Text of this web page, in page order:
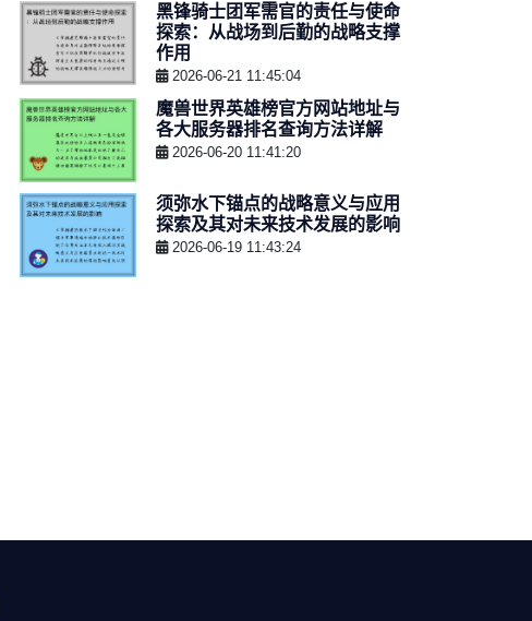
黑锋骑士团军需官的责任与使命
探索：从战场到后勤的战略支撑
作用
2026-06-21 11:45:04
魔兽世界英雄榜官方网站地址与
各大服务器排名查询方法详解
2026-06-20 11:41:20
须弥水下锚点的战略意义与应用
探索及其对未来技术发展的影响
2026-06-19 11:43:24